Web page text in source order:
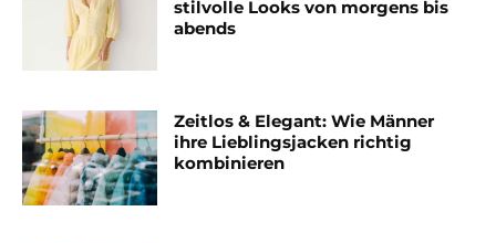
stilvolle Looks von morgens bis
abends
Zeitlos & Elegant: Wie Männer
ihre Lieblingsjacken richtig
kombinieren